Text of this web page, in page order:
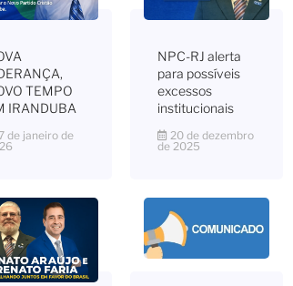
TEMPO
IRANDUBA
de janeiro de
NPC-RJ alerta
para possíveis
excessos
institucionais
20 de dezembro
de 2025